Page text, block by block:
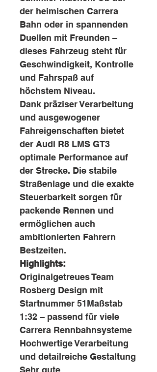
der heimischen Carrera
Bahn oder in spannenden
Duellen mit Freunden –
dieses Fahrzeug steht für
Geschwindigkeit, Kontrolle
und Fahrspaß auf
höchstem Niveau.
Dank präziser Verarbeitung
und ausgewogener
Fahreigenschaften bietet
der Audi R8 LMS GT3
optimale Performance auf
der Strecke. Die stabile
Straßenlage und die exakte
Steuerbarkeit sorgen für
packende Rennen und
ermöglichen auch
ambitionierten Fahrern
Bestzeiten.
Highlights:
Originalgetreues Team
Rosberg Design mit
Startnummer 51Maßstab
1:32 – passend für viele
Carrera Rennbahnsysteme
Hochwertige Verarbeitung
und detailreiche Gestaltung
Sehr gute